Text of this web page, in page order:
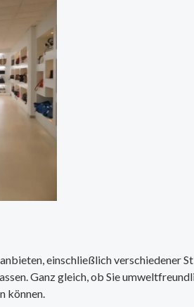
einschließlich verschiedener
Ganz gleich, ob Sie
können.